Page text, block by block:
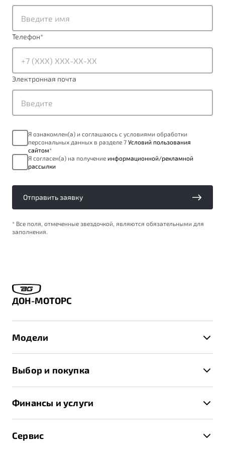
от 1 699 990 ₽*
Обзор В наличии
X70
Универсальный кроссовер
Обзор В наличии
Подробно
Автомобили в наличии
Тест-драйв
Спецпредложения
Будьте еще более уверены на дорогах с программой
Преимущества программы
Запись на сервис
Калькулятор ТО
Клиентская поддержка
Телефон*
Электронная почта
Я ознакомлен(а) и соглашаюсь с условиями обработки
персональных данных в разделе 7 Условий пользования
сайтом*
Я согласен(а) на получение информационной/рекламной
рассылки
Отправить заявку
* Все поля, отмеченные звездочкой, являются обязательными для
заполнения.
ДОН-МОТОРС
Модели
X70
Выбор и покупка
Спецпредложения и Акции
Записаться на тест-драйв
Финансы и услуги
Трейд-ин
Сервис